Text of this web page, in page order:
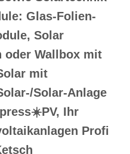
Glas-Folien-
Solar
oder Wallbox mit
mit
Solar-Anlage
Ihr
Profi